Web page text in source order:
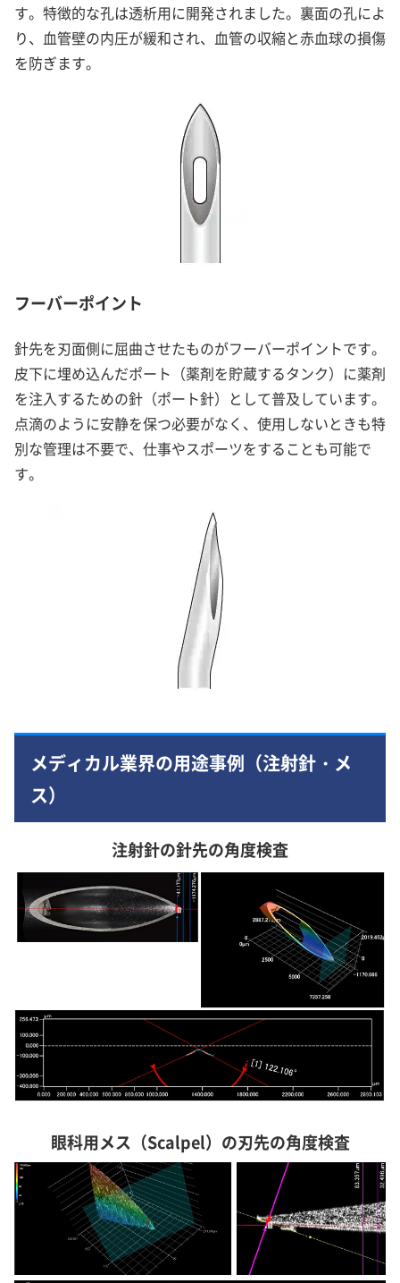
す。特徴的な孔は透析用に開発されました。裏面の孔によ
り、血管壁の内圧が緩和され、血管の収縮と赤血球の損傷
を防ぎます。
フーバーポイント
針先を刃面側に屈曲させたものがフーバーポイントです。
皮下に埋め込んだポート（薬剤を貯蔵するタンク）に薬剤
を注入するための針（ポート針）として普及しています。
点滴のように安静を保つ必要がなく、使用しないときも特
別な管理は不要で、仕事やスポーツをすることも可能で
す。
メディカル業界の用途事例（注射針・メ
ス）
注射針の針先の角度検査
眼科用メス（Scalpel）の刃先の角度検査